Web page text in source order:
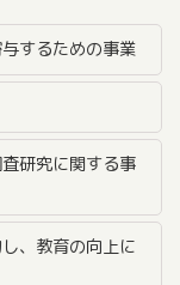
するための事業
研究に関する事
、教育の向上に